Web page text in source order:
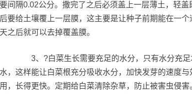
要间隔0.02公分。撒完了之后必须盖上一层薄土，轻
后要给土壤覆上一层膜，这主要是让种子前期能在一
天之后就可以去掉覆盖膜。
3、?白菜生长需要充足的水分，只有水分充足
水，这样能让白菜根充分吸收水分，加快发芽的速度
用，长得更快。定期给白菜清除杂草，防止被害虫侵害